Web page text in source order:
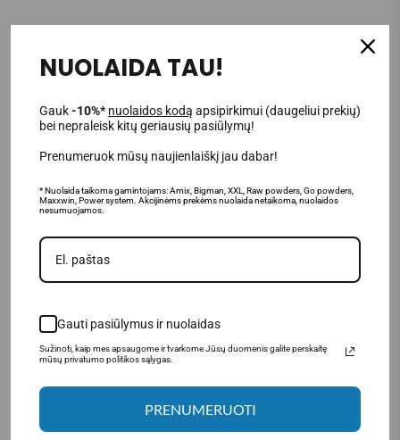
SUSIJUSIOS PREKĖS
Power System apsauginis
diržas Power Basic
14.50€
NUOLAIDA TAU!
Gauk-10%* nuolaidos kodą apsipirkimui (daugeliui prekių)
bei nepraleisk kitų geriausių pasiūlymų!
Prenumeruok mūsų naujienlaiškį jau dabar!
* Nuolaida taikoma gamintojams: Amix, Bigman, XXL, Raw powders, Go powders,
Maxxwin, Power system. Akcijinėms prekėms nuolaida netaikoma, nuolaidos
nesumuojamos.
Gauti pasiūlymus ir nuolaidas
Sužinoti, kaip mes apsaugome ir tvarkome Jūsų duomenis galite perskaitę
mūsų privatumo politikos sąlygas.
PRENUMERUOTI